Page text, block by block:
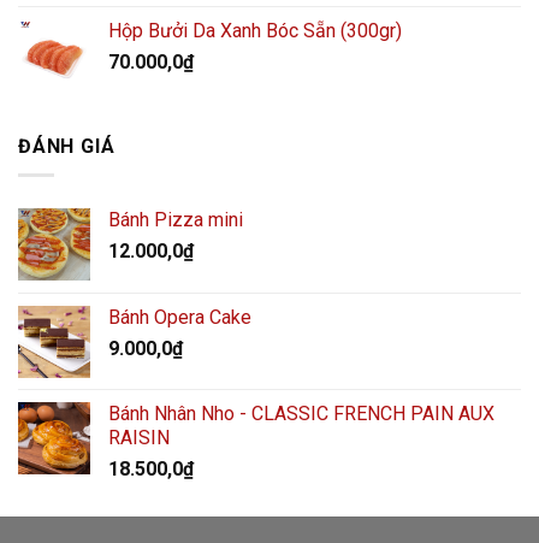
Hộp Bưởi Da Xanh Bóc Sẵn (300gr)
70.000,0₫
ĐÁNH GIÁ
Bánh Pizza mini
12.000,0₫
Bánh Opera Cake
9.000,0₫
Bánh Nhân Nho - CLASSIC FRENCH PAIN AUX
RAISIN
18.500,0₫